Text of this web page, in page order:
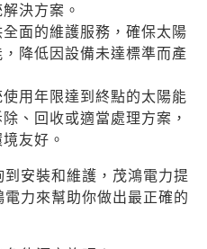
決方案。
全面的維護服務，確保太陽
降低因設備未達標準而產
使用年限達到終點的太陽能
、回收或適當處理方案，
友好。
安裝和維護，茂鴻電力提
電力來幫助你做出最正確的